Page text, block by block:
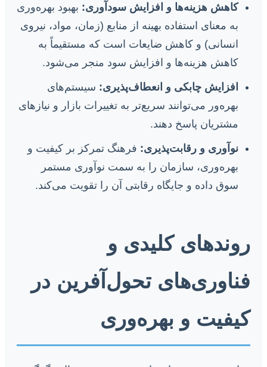
کاهش هزینه‌ها و افزایش سودآوری: بهبود بهره‌وری
به معنای استفاده بهینه از منابع (زمان، مواد، نیروی
انسانی) و کاهش ضایعات است که مستقیماً به
کاهش هزینه‌ها و افزایش سود منجر می‌شود.
افزایش چابکی و انعطاف‌پذیری: سیستم‌های
بهره‌ور می‌توانند سریع‌تر به تغییرات بازار و نیازهای
مشتریان پاسخ دهند.
نوآوری و رقابت‌پذیری: فرهنگ تمرکز بر کیفیت و
بهره‌وری، سازمان را به سمت نوآوری مستمر
سوق داده و جایگاه رقابتی آن را تقویت می‌کند.
روندهای کلیدی و
فناوری‌های تحول‌آفرین در
کیفیت و بهره‌وری